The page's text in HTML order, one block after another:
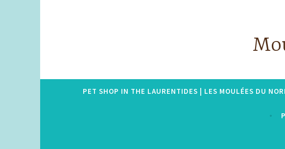
PET SHOP IN THE LAURENTIDES | LES MOULÉES DU